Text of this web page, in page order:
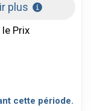
plus
Prix
cette période.